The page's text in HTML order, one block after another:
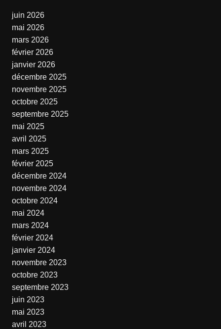
juin 2026
mai 2026
mars 2026
février 2026
janvier 2026
décembre 2025
novembre 2025
octobre 2025
septembre 2025
mai 2025
avril 2025
mars 2025
février 2025
décembre 2024
novembre 2024
octobre 2024
mai 2024
mars 2024
février 2024
janvier 2024
novembre 2023
octobre 2023
septembre 2023
juin 2023
mai 2023
avril 2023